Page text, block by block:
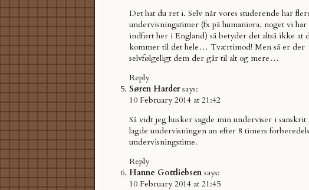
Det hat du ret i. Selv når vores studerende har
undervisningstimer (fx på humaniora, noget vi har
indført her i England) så betyder det altså ikke at
kommer til det hele… Tværtimod! Men så er der
selvfølgeligt dem der går til alt og mere…
Reply
Søren Harder says:
10 February 2014 at 21:42
Så vidt jeg husker sagde min underviser i sanskrit
lagde undervisningen an efter 8 timers
undervisningstime.
Reply
Hanne Gottliebsen says:
10 February 2014 at 21:45